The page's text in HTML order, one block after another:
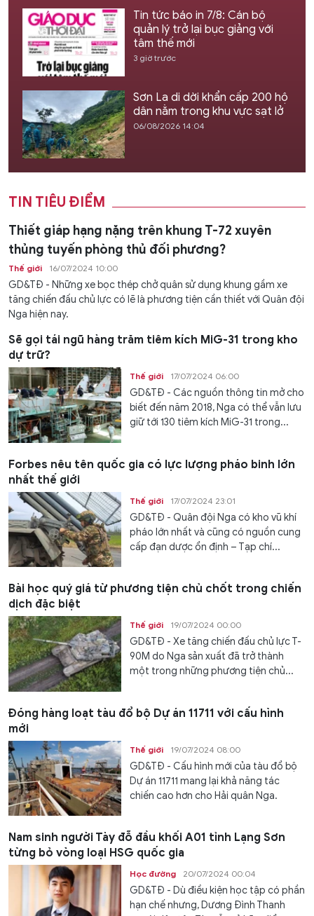
Tin tức báo in 7/8: Cán bộ
quản lý trở lại bục giảng với
tâm thế mới
3 giờ trước
Sơn La di dời khẩn cấp 200 hộ
dân nằm trong khu vực sạt lở
06/08/2026 14:04
TIN TIÊU ĐIỂM
Thiết giáp hạng nặng trên khung T-72 xuyên
thủng tuyến phòng thủ đối phương?
Thế giới 16/07/2024 10:00
GD&TĐ - Những xe bọc thép chở quân sử dụng khung gầm xe
tăng chiến đấu chủ lực có lẽ là phương tiện cần thiết với Quân đội
Nga hiện nay.
Sẽ gọi tái ngũ hàng trăm tiêm kích MiG-31 trong kho
dự trữ?
Thế giới 17/07/2024 06:00
GD&TĐ - Các nguồn thông tin mở cho
biết đến năm 2018, Nga có thể vẫn lưu
giữ tới 130 tiêm kích MiG-31 trong...
Forbes nêu tên quốc gia có lực lượng pháo binh lớn
nhất thế giới
Thế giới 17/07/2024 23:01
GD&TĐ - Quân đội Nga có kho vũ khí
pháo lớn nhất và cũng có nguồn cung
cấp đạn dược ổn định – Tạp chí...
Bài học quý giá từ phương tiện chủ chốt trong chiến
dịch đặc biệt
Thế giới 19/07/2024 00:00
GD&TĐ - Xe tăng chiến đấu chủ lực T-
90M do Nga sản xuất đã trở thành
một trong những phương tiện chủ...
Đóng hàng loạt tàu đổ bộ Dự án 11711 với cấu hình
mới
Thế giới 19/07/2024 08:00
GD&TĐ - Cấu hình mới của tàu đổ bộ
Dự án 11711 mang lại khả năng tác
chiến cao hơn cho Hải quân Nga.
Nam sinh người Tày đỗ đầu khối A01 tỉnh Lạng Sơn
từng bỏ vòng loại HSG quốc gia
Học đường 20/07/2024 00:04
GD&TĐ - Dù điều kiện học tập có phần
hạn chế nhưng, Dương Đình Thanh